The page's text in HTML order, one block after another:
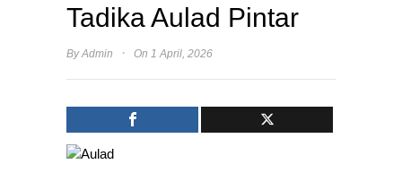
Tadika Aulad Pintar
ByAdmin · On 1 April, 2026